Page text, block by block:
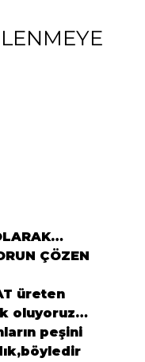
ÇÖZEN
üreten
oluyoruz…
peşini